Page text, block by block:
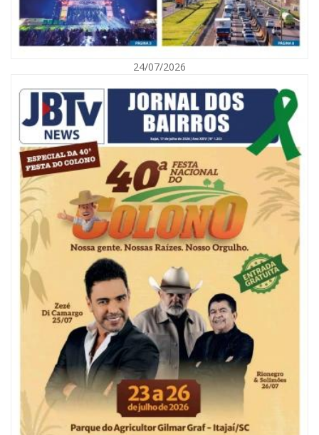
PENHA
08/08/2026 | 07:00
Reservatórios de Penha são higienizados com ajuda de mergulhadores e
sem interrupção no abastecimento
ITAJAÍ
24/07/2026